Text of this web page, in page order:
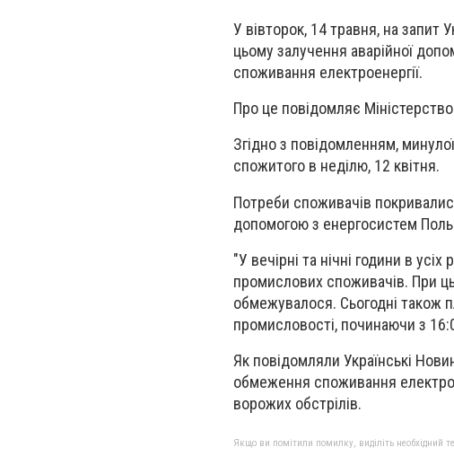
У вівторок, 14 травня, на запит
цьому залучення аварійної
споживання електроенергії.
Про це повідомляє
Згідно з повідомленням,
спожитого в неділю, 12 квітня.
Потреби споживачів
допомогою з енергосистем
"У вечірні та нічні години в
промислових споживачів. При
обмежувалося. Сьогодні також
промисловості, починаючи з
Як повідомляли Українськi
обмеження споживання
ворожих обстрілів.
Якщо ви помітили помилку, виділіть необхідний